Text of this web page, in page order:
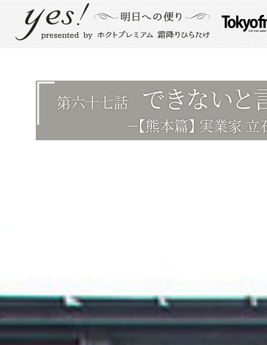
第六十七話 できないと
－【熊本篇】 実業家